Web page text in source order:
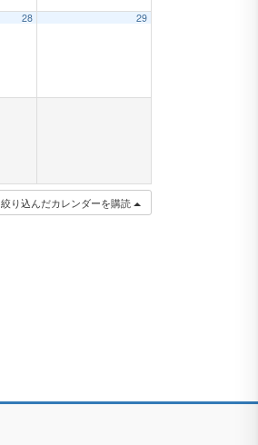
28 29
絞り込んだカレンダーを購読